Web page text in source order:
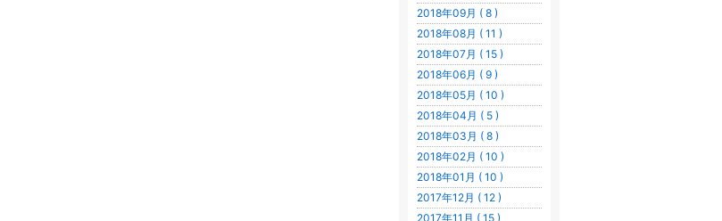
2018年09月 ( 8 )
2018年08月 ( 11 )
2018年07月 ( 15 )
2018年06月 ( 9 )
2018年05月 ( 10 )
2018年04月 ( 5 )
2018年03月 ( 8 )
2018年02月 ( 10 )
2018年01月 ( 10 )
2017年12月 ( 12 )
2017年11月 ( 15 )